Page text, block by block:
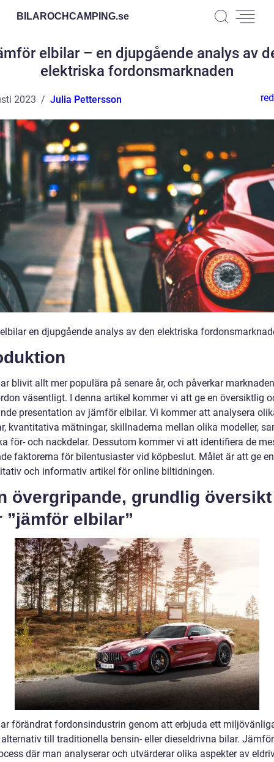
BILAROCHCAMPING.se
elbilar – en djupgående analys av
elektriska fordonsmarknaden
2023 Julia Pettersson
en djupgående analys av den elektriska
blivit allt mer populära på senare år, och påverkar
väsentligt. I denna artikel kommer vi att ge en översiktlig
presentation av jämför elbilar. Vi kommer att analysera
kvantitativa mätningar, skillnaderna mellan olika modeller,
för- och nackdelar. Dessutom kommer vi att identifiera de
faktorerna för bilentusiaster vid köpbeslut. Målet är att ge en
och informativ artikel för online biltidningen.
övergripande, grundlig översikt
”jämför elbilar”
förändrat fordonsindustrin genom att erbjuda ett
till traditionella bensin- eller dieseldrivna bilar.
där man analyserar och utvärderar olika aspekter av